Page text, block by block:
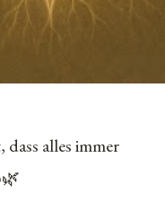
dass alles immer